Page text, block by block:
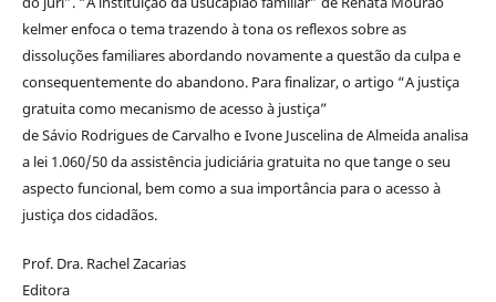
kelmer enfoca o tema trazendo à tona os reflexos sobre as
dissoluções familiares abordando novamente a questão da culpa e
consequentemente do abandono. Para finalizar, o artigo “A justiça
gratuita como mecanismo de acesso à justiça”
de Sávio Rodrigues de Carvalho e Ivone Juscelina de Almeida analisa
a lei 1.060/50 da assistência judiciária gratuita no que tange o seu
aspecto funcional, bem como a sua importância para o acesso à
justiça dos cidadãos.
Prof. Dra. Rachel Zacarias
Editora